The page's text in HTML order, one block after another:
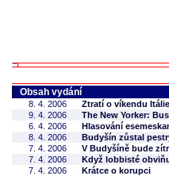
Obsah vydání
8. 4. 2006
Ztratí o víkendu
9. 4. 2006
The New Yorker:
6. 4. 2006
Hlasování
8. 4. 2006
Budyšín zůstal
7. 4. 2006
V Budyšíně bude
7. 4. 2006
Když lobbisté
7. 4. 2006
Krátce o korupci